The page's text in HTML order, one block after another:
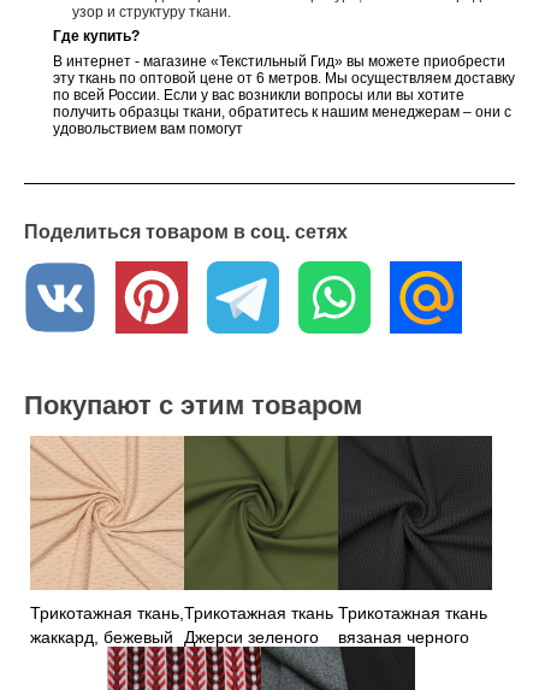
узор и структуру ткани.
Где купить?
В интернет - магазине «Текстильный Гид» вы можете приобрести
эту ткань по оптовой цене от 6 метров. Мы осуществляем доставку
по всей России. Если у вас возникли вопросы или вы хотите
получить образцы ткани, обратитесь к нашим менеджерам – они с
удовольствием вам помогут
Поделиться товаром в соц. сетях
Покупают с этим товаром
Трикотажная ткань,
жаккард, бежевый
Трикотажная ткань
Джерси зеленого
цвета
Трикотажная ткань
вязаная черного
цвета